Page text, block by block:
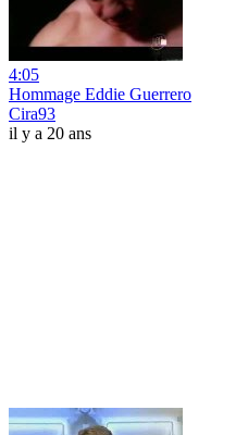
4:05
Hommage Eddie Guerrero
Cira93
il y a 20 ans